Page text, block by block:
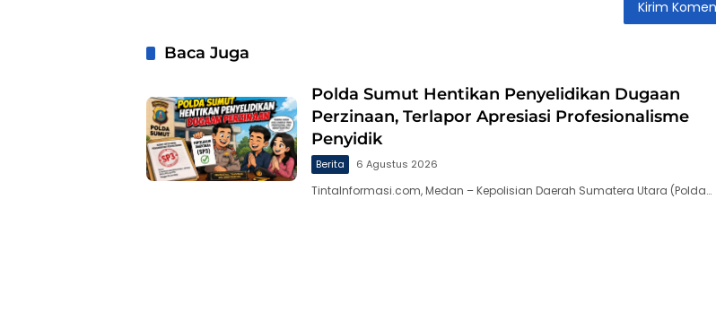
Baca Juga
Polda Sumut Hentikan Penyelidikan Dugaan
Perzinaan, Terlapor Apresiasi Profesionalisme
Penyidik
Berita 6 Agustus 2026
TintaInformasi.com, Medan – Kepolisian Daerah Sumatera Utara (Polda…